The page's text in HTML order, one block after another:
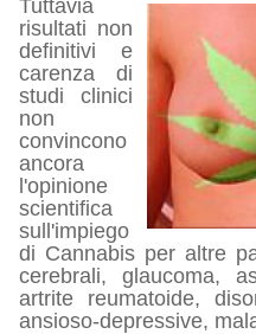
Tuttavia
risultati non
definitivi e
carenza di
studi clinici
non
convincono
ancora
l'opinione
scientifica
sull'impiego
di Cannabis per altre
cerebrali, glaucoma,
artrite reumatoide,
ansioso-depressive,